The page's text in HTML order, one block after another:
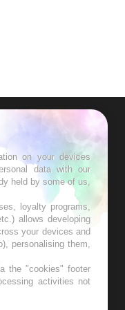
on your devices
data with our
held by some of us,
loyalty programs,
allows developing
your devices and
personalising them,
the "cookies" footer
activities not